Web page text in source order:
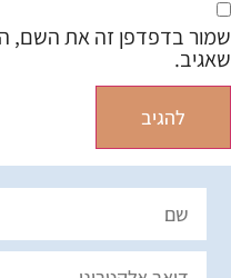
שמור בדפדפן זה את השם,
שאגיב.